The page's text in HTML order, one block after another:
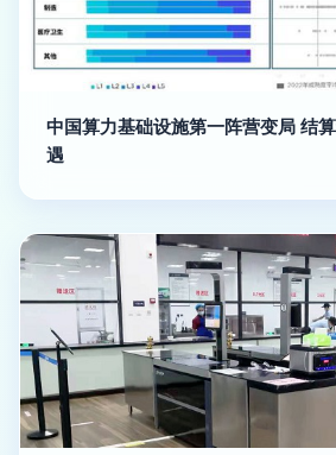
中国算力基础设施第一阵营变局 结
遇